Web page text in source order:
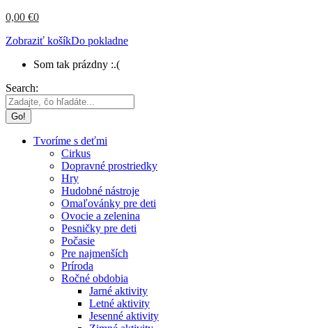
0,00 €0
Zobraziť košíkDo pokladne
Som tak prázdny :.(
Search:
Tvoríme s deťmi
Cirkus
Dopravné prostriedky
Hry
Hudobné nástroje
Omaľovánky pre deti
Ovocie a zelenina
Pesničky pre deti
Počasie
Pre najmenších
Príroda
Ročné obdobia
Jarné aktivity
Letné aktivity
Jesenné aktivity